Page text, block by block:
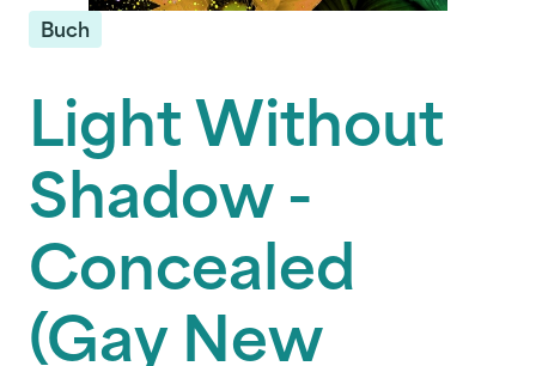
Buch
Light Without
Shadow -
Concealed
(Gay New